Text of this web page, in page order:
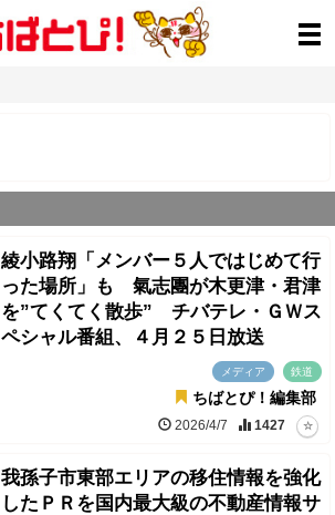
綾小路翔「メンバー５人ではじめて行
った場所」も 氣志團が木更津・君津
を”てくてく散歩” チバテレ・ＧＷス
ペシャル番組、４月２５日放送
メディア 鉄道
ちばとぴ！編集部
2026/4/7 1427
我孫子市東部エリアの移住情報を強化
したＰＲを国内最大級の不動産情報サ